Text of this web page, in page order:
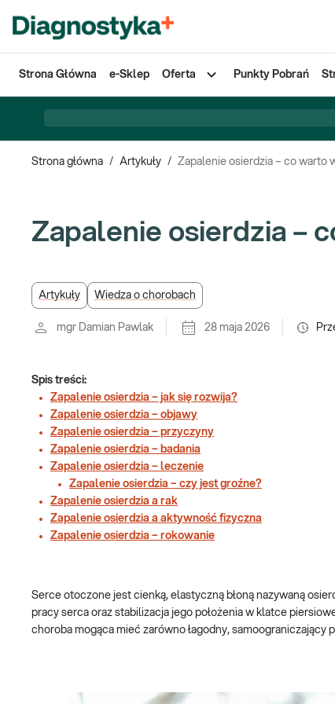
Strona Główna e-Sklep Oferta Punkty Pobrań
Strona główna / Artykuły / Zapalenie osierdzia – co warto
Zapalenie osierdzia –
Artykuły Wiedza o chorobach
mgr Damian Pawlak 28 maja 2026
Spis treści:
Zapalenie osierdzia – jak się rozwija?
Zapalenie osierdzia – objawy
Zapalenie osierdzia – przyczyny
Zapalenie osierdzia – badania
Zapalenie osierdzia – leczenie
Zapalenie osierdzia – czy jest groźne?
Zapalenie osierdzia a rak
Zapalenie osierdzia a aktywność fizyczna
Zapalenie osierdzia – rokowanie
Serce otoczone jest cienką, elastyczną błoną nazywaną
pracy serca oraz stabilizacja jego położenia w klatce
choroba mogąca mieć zarówno łagodny,